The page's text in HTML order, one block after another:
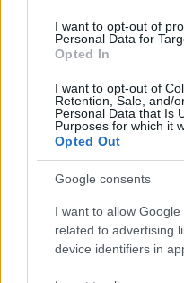
I want to opt-out of
Personal Data for
Opted In
I want to opt-out of
Retention, Sale, and/
Personal Data that Is
Purposes for which it
Opted Out
Google consents
I want to allow
related to advertising
device identifiers in
Continua a